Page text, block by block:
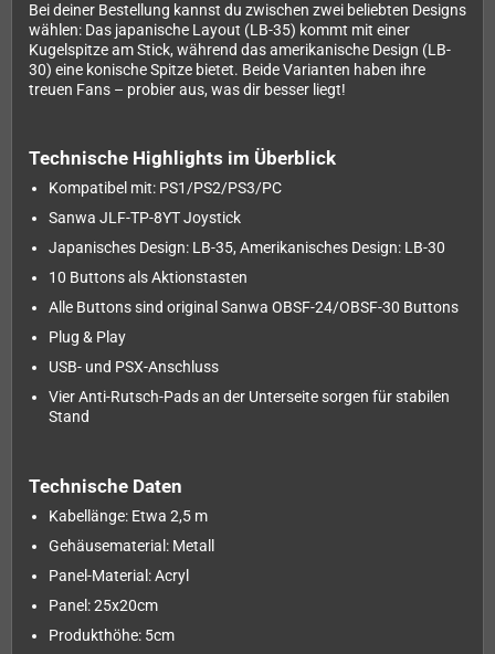
Bei deiner Bestellung kannst du zwischen zwei beliebten Designs
wählen: Das japanische Layout (LB-35) kommt mit einer
Kugelspitze am Stick, während das amerikanische Design (LB-
30) eine konische Spitze bietet. Beide Varianten haben ihre
treuen Fans – probier aus, was dir besser liegt!
Technische Highlights im Überblick
Kompatibel mit: PS1/PS2/PS3/PC
Sanwa JLF-TP-8YT Joystick
Japanisches Design: LB-35, Amerikanisches Design: LB-30
10 Buttons als Aktionstasten
Alle Buttons sind original Sanwa OBSF-24/OBSF-30 Buttons
Plug & Play
USB- und PSX-Anschluss
Vier Anti-Rutsch-Pads an der Unterseite sorgen für stabilen
Stand
Technische Daten
Kabellänge: Etwa 2,5 m
Gehäusematerial: Metall
Panel-Material: Acryl
Panel: 25x20cm
Produkthöhe: 5cm